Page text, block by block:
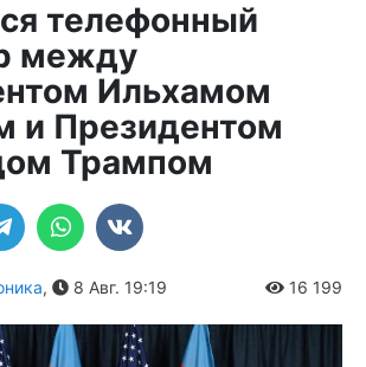
телефонный
между
Ильхамом
и Президентом
Трампом
, 8 Авг. 19:19 16 199